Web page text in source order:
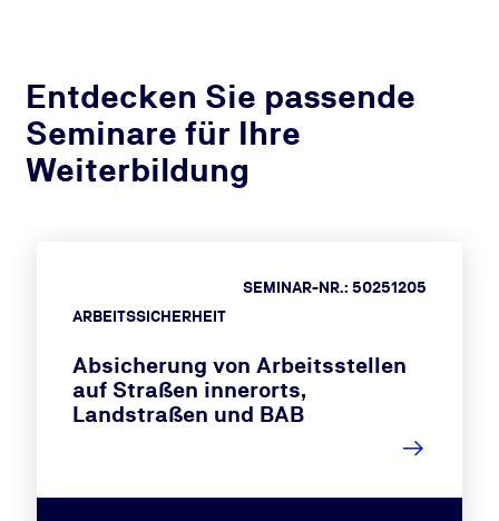
Entdecken Sie passende
Seminare für Ihre
Weiterbildung
ARBEITSSICHERHEIT
SEMINAR-NR.: 50251205
Absicherung von Arbeitsstellen
auf Straßen innerorts,
Landstraßen und BAB